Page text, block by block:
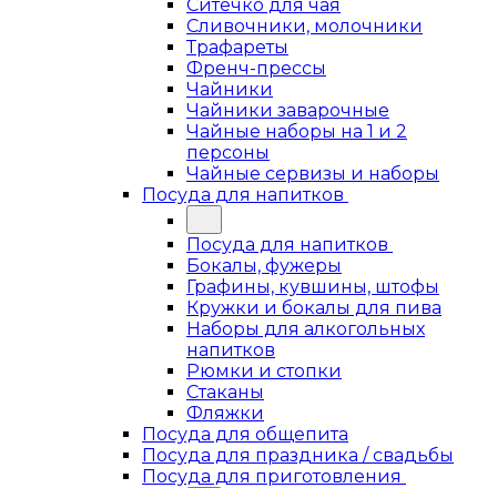
Ситечко для чая
Сливочники, молочники
Трафареты
Френч-прессы
Чайники
Чайники заварочные
Чайные наборы на 1 и 2
персоны
Чайные сервизы и наборы
Посуда для напитков
Посуда для напитков
Бокалы, фужеры
Графины, кувшины, штофы
Кружки и бокалы для пива
Наборы для алкогольных
напитков
Рюмки и стопки
Стаканы
Фляжки
Посуда для общепита
Посуда для праздника / свадьбы
Посуда для приготовления